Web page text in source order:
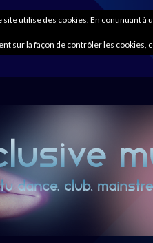
utilise des cookies. En continuant à
sur la façon de contrôler les cookies,